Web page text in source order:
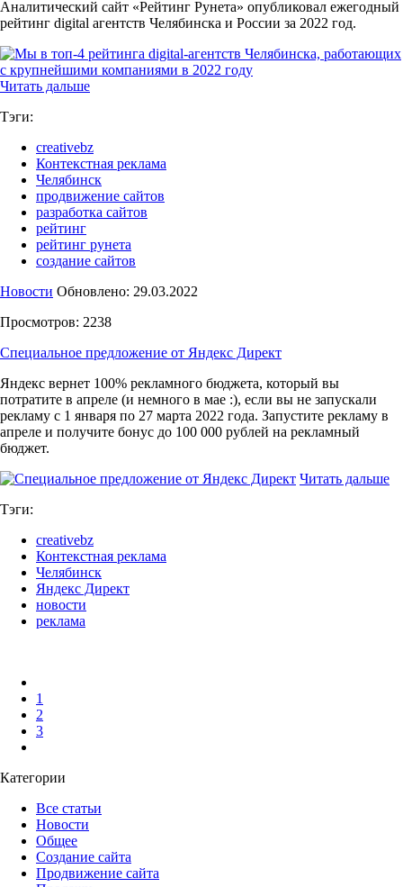
Аналитический сайт «Рейтинг Рунета» опубликовал ежегодный
рейтинг digital агентств Челябинска и России за 2022 год.
Читать дальше
Тэги:
creativebz
Контекстная реклама
Челябинск
продвижение сайтов
разработка сайтов
рейтинг
рейтинг рунета
создание сайтов
Новости Обновлено: 29.03.2022
Просмотров: 2238
Специальное предложение от Яндекс Директ
Яндекс вернет 100% рекламного бюджета, который вы
потратите в апреле (и немного в мае :), если вы не запускали
рекламу с 1 января по 27 марта 2022 года. Запустите рекламу в
апреле и получите бонус до 100 000 рублей на рекламный
бюджет.
Читать дальше
Тэги:
creativebz
Контекстная реклама
Челябинск
Яндекс Директ
новости
реклама
1
2
3
Категории
Все статьи
Новости
Общее
Создание сайта
Продвижение сайта